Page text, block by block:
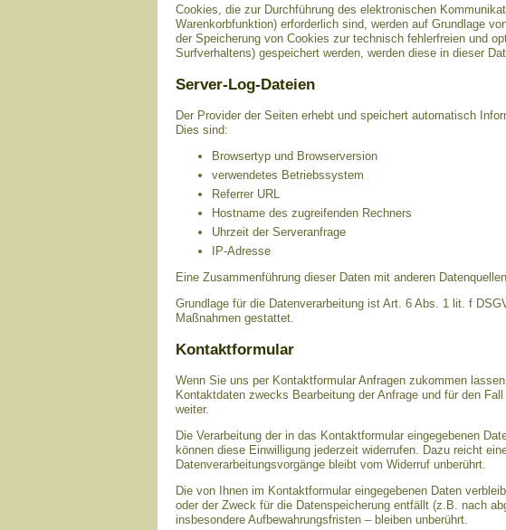
Cookies, die zur Durchführung des elektronischen
Warenkorbfunktion) erforderlich sind, werden auf Grundlage
der Speicherung von Cookies zur technisch fehlerfreien und
Surfverhaltens) gespeichert werden, werden diese in dieser
Server-Log-Dateien
Der Provider der Seiten erhebt und speichert automatisch
Dies sind:
Browsertyp und Browserversion
verwendetes Betriebssystem
Referrer URL
Hostname des zugreifenden Rechners
Uhrzeit der Serveranfrage
IP-Adresse
Eine Zusammenführung dieser Daten mit anderen
Grundlage für die Datenverarbeitung ist Art. 6 Abs. 1 lit. f
Maßnahmen gestattet.
Kontaktformular
Wenn Sie uns per Kontaktformular Anfragen zukommen
Kontaktdaten zwecks Bearbeitung der Anfrage und für den
weiter.
Die Verarbeitung der in das Kontaktformular eingegebenen
können diese Einwilligung jederzeit widerrufen. Dazu reicht
Datenverarbeitungsvorgänge bleibt vom Widerruf unberührt.
Die von Ihnen im Kontaktformular eingegebenen Daten
oder der Zweck für die Datenspeicherung entfällt (z.B. nach
insbesondere Aufbewahrungsfristen – bleiben unberührt.